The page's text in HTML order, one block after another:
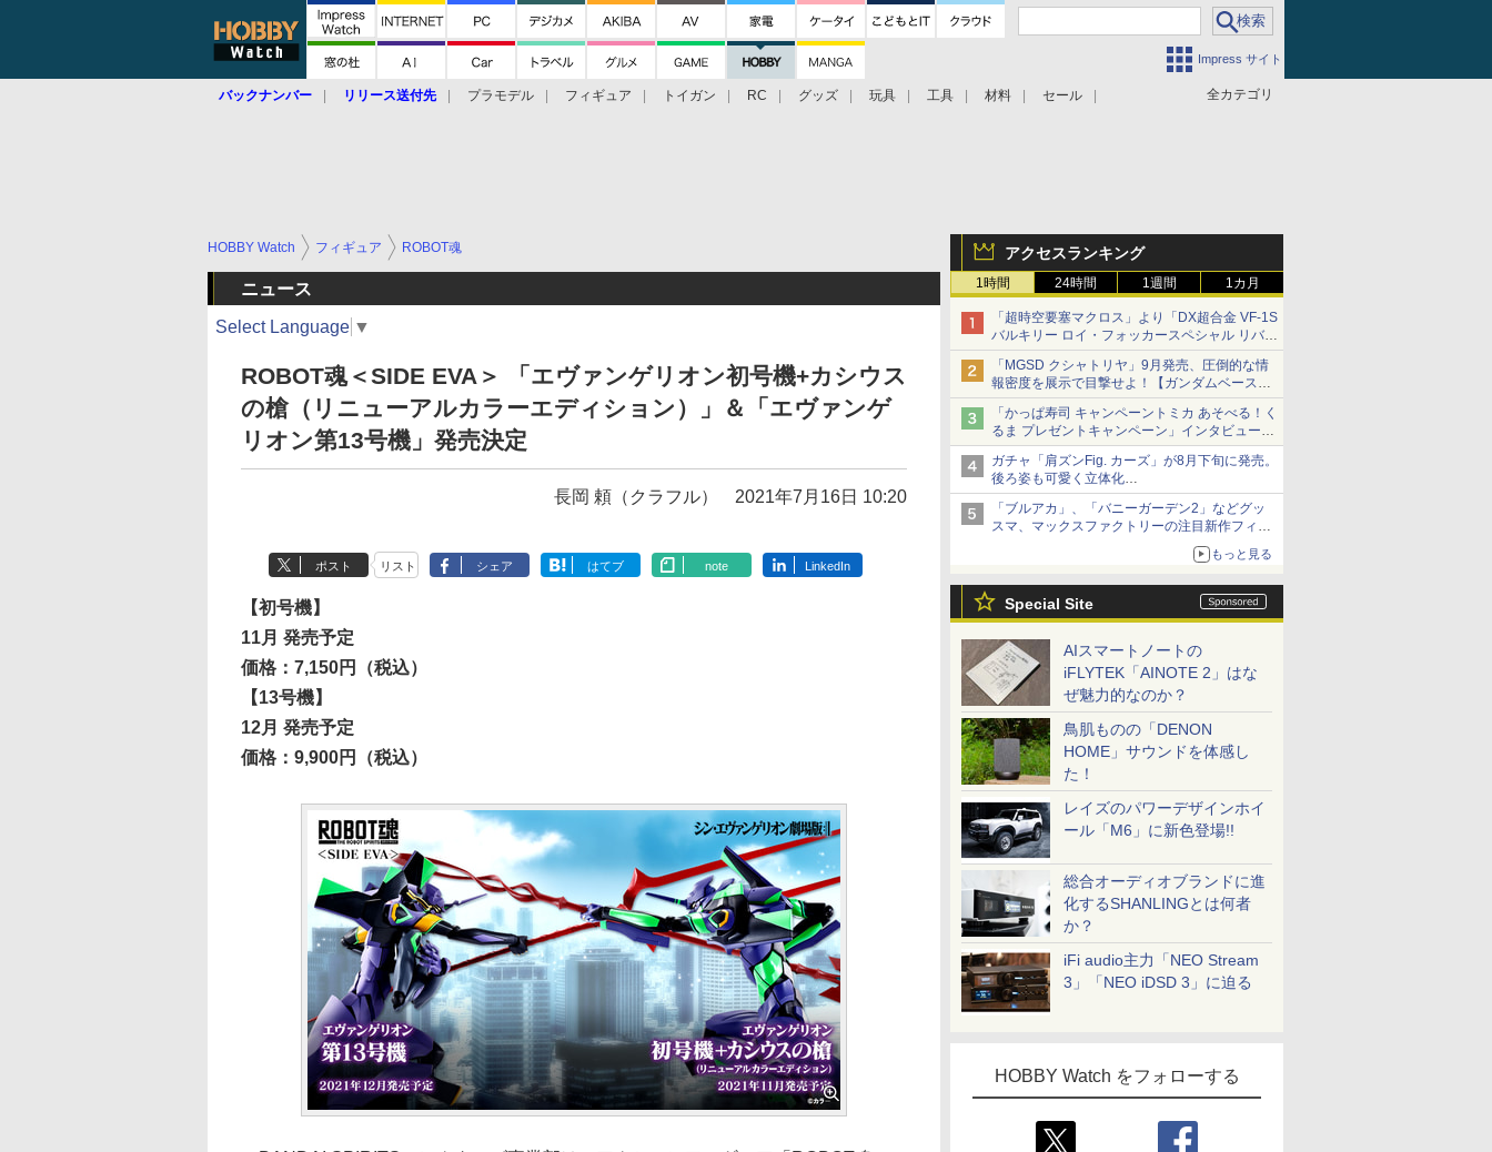
Impress サイト
全カテゴリ
バックナンバー リリース送付先 プラモデル フィギュア トイガン RC グッズ 玩具 工具 材料 セール
アクセスランキング
1時間 24時間 1週間 1カ月
「超時空要塞マクロス」より「DX超合金 VF-1S
バルキリー ロイ・フォッカースペシャル リバイ
バルVer.」本日発売！
「MGSD クシャトリヤ」9月発売、圧倒的な情
報密度を展示で目撃せよ！【ガンダムベース撮
り下ろし】
「かっぱ寿司 キャンペーントミカ あそべる！く
るま プレゼントキャンペーン」インタビュー
子どもが楽しめるかっぱ寿司ならではの体験と
コラボの楽しさを追求
ガチャ「肩ズンFig. カーズ」が8月下旬に発売。
後ろ姿も可愛く立体化
ライトニング・マックィーンやメーターなど4
種がラインナップ
「ブルアカ」、「バニーガーデン2」などグッ
スマ、マックスファクトリーの注目新作フィギ
ュアが展示【ホビーメーカー合同展示会】
もっと見る
Special Site
AIスマートノートの
iFLYTEK「AINOTE 2」はな
ぜ魅力的なのか？
鳥肌ものの「DENON
HOME」サウンドを体感し
た！
レイズのパワーデザインホイ
ール「M6」に新色登場!!
総合オーディオブランドに進
化するSHANLINGとは何者
か？
iFi audio主力「NEO Stream
3」「NEO iDSD 3」に迫る
HOBBY Watch をフォローする
HOBBY Watch フィギュア ROBOT魂
ニュース
Select Language ▼
ROBOT魂＜SIDE EVA＞ 「エヴァンゲリオン初号機+カシウス
の槍（リニューアルカラーエディション）」＆「エヴァンゲ
リオン第13号機」発売決定
長岡 頼（クラフル） 2021年7月16日 10:20
ポスト リスト シェア はてブ note LinkedIn
【初号機】
11月 発売予定
価格：7,150円（税込）
【13号機】
12月 発売予定
価格：9,900円（税込）